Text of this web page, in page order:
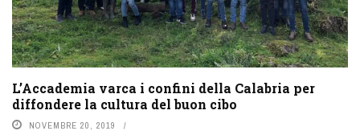
L’Accademia varca i confini della Calabria per
diffondere la cultura del buon cibo
NOVEMBRE 20, 2019